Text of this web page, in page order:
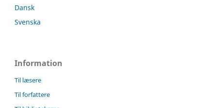
Dansk
Svenska
Information
Til læsere
Til forfattere